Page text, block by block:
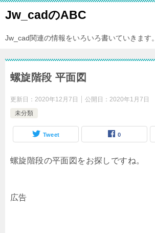
Jw_cadのABC
Jw_cad関連の情報をいろいろ書いていきます。
螺旋階段 平面図
更新日： 2020年12月7日 公開日： 2020年1月7日
未分類
Tweet 0
螺旋階段の平面図をお探しですね。
広告